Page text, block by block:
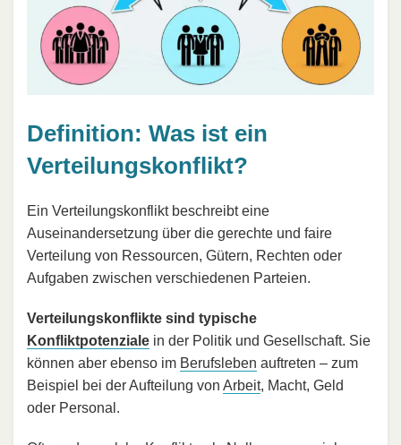
Definition: Was ist ein
Verteilungskonflikt?
Ein Verteilungskonflikt beschreibt eine
Auseinandersetzung über die gerechte und faire
Verteilung von Ressourcen, Gütern, Rechten oder
Aufgaben zwischen verschiedenen Parteien.
Verteilungskonflikte sind typische
Konfliktpotenziale in der Politik und Gesellschaft. Sie
können aber ebenso im Berufsleben auftreten – zum
Beispiel bei der Aufteilung von Arbeit, Macht, Geld
oder Personal.